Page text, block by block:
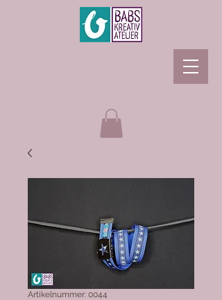
Artikelnummer: 0044